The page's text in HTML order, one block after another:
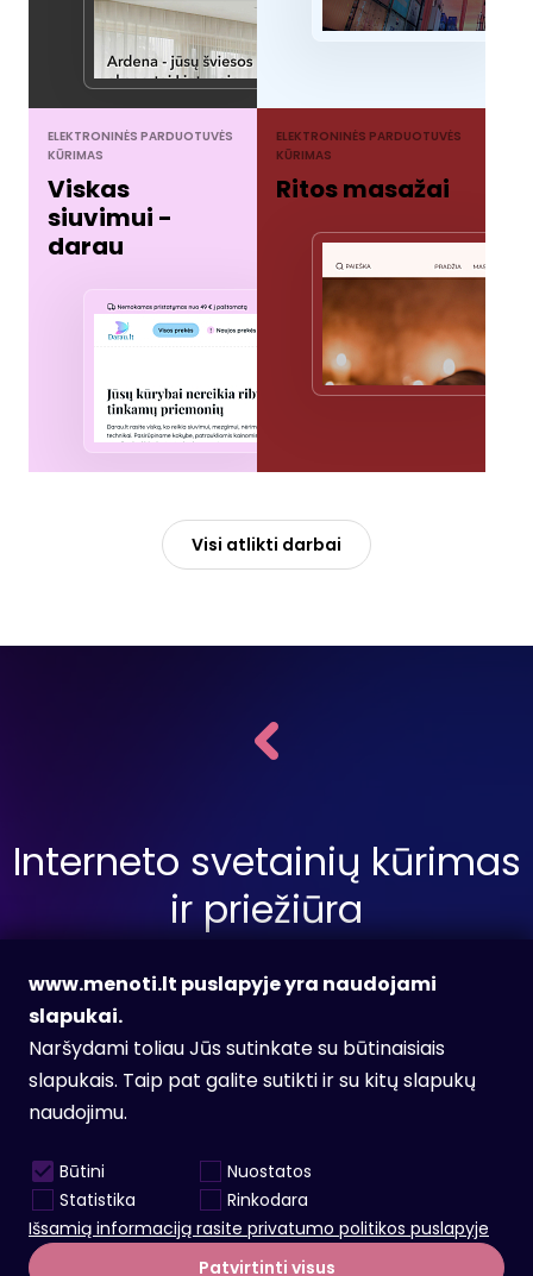
ELEKTRONINĖS PARDUOTUVĖS
KŪRIMAS
Viskas
siuvimui -
darau
ELEKTRONINĖS PARDUOTUVĖS
KŪRIMAS
Ritos masažai
Visi atlikti darbai
Interneto svetainių kūrimas
ir priežiūra
Siųsti užklausą
Instagram
info@menoti.lt
Karjera
www.menoti.lt puslapyje yra naudojami
slapukai.
Naršydami toliau Jūs sutinkate su būtinaisiais
slapukais. Taip pat galite sutikti ir su kitų slapukų
naudojimu.
Būtini
Nuostatos
Statistika
Rinkodara
Išsamią informaciją rasite privatumo politikos puslapyje
Patvirtinti visus